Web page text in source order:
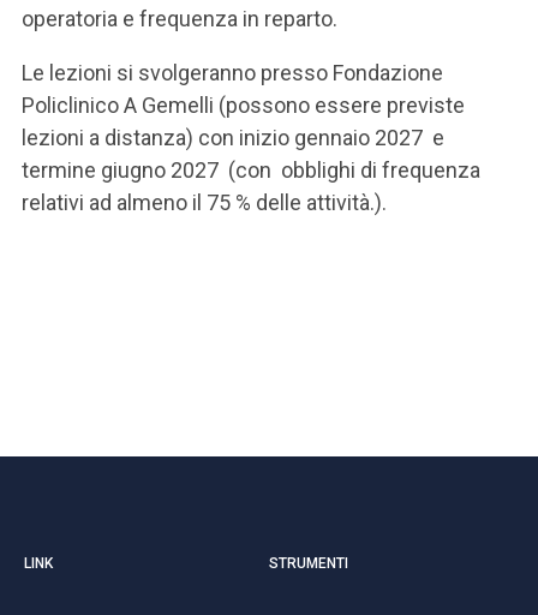
operatoria e frequenza in reparto.
Le lezioni si svolgeranno presso Fondazione
Policlinico A Gemelli (possono essere previste
lezioni a distanza) con inizio gennaio 2027 e
termine giugno 2027 (con obblighi di frequenza
relativi ad almeno il 75 % delle attività.).
LINK STRUMENTI